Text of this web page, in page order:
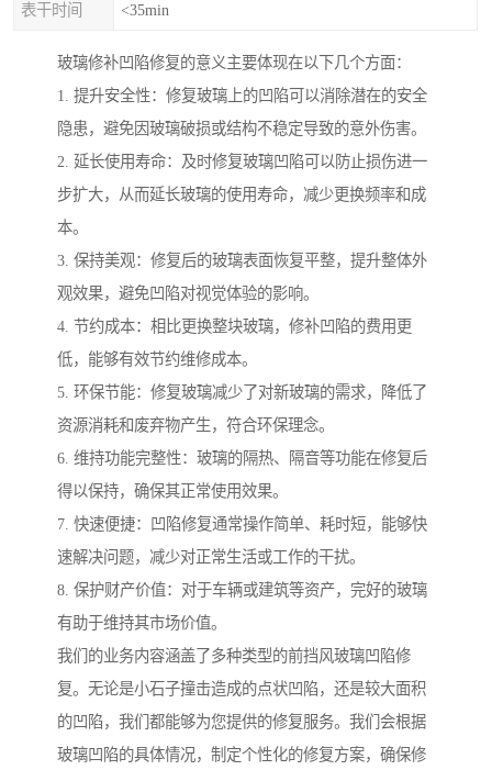
表干时间 <35min
玻璃修补凹陷修复的意义主要体现在以下几个方面：
1. 提升安全性：修复玻璃上的凹陷可以消除潜在的安全
隐患，避免因玻璃破损或结构不稳定导致的意外伤害。
2. 延长使用寿命：及时修复玻璃凹陷可以防止损伤进一
步扩大，从而延长玻璃的使用寿命，减少更换频率和成
本。
3. 保持美观：修复后的玻璃表面恢复平整，提升整体外
观效果，避免凹陷对视觉体验的影响。
4. 节约成本：相比更换整块玻璃，修补凹陷的费用更
低，能够有效节约维修成本。
5. 环保节能：修复玻璃减少了对新玻璃的需求，降低了
资源消耗和废弃物产生，符合环保理念。
6. 维持功能完整性：玻璃的隔热、隔音等功能在修复后
得以保持，确保其正常使用效果。
7. 快速便捷：凹陷修复通常操作简单、耗时短，能够快
速解决问题，减少对正常生活或工作的干扰。
8. 保护财产价值：对于车辆或建筑等资产，完好的玻璃
有助于维持其市场价值。
我们的业务内容涵盖了多种类型的前挡风玻璃凹陷修
复。无论是小石子撞击造成的点状凹陷，还是较大面积
的凹陷，我们都能够为您提供的修复服务。我们会根据
玻璃凹陷的具体情况，制定个性化的修复方案，确保修